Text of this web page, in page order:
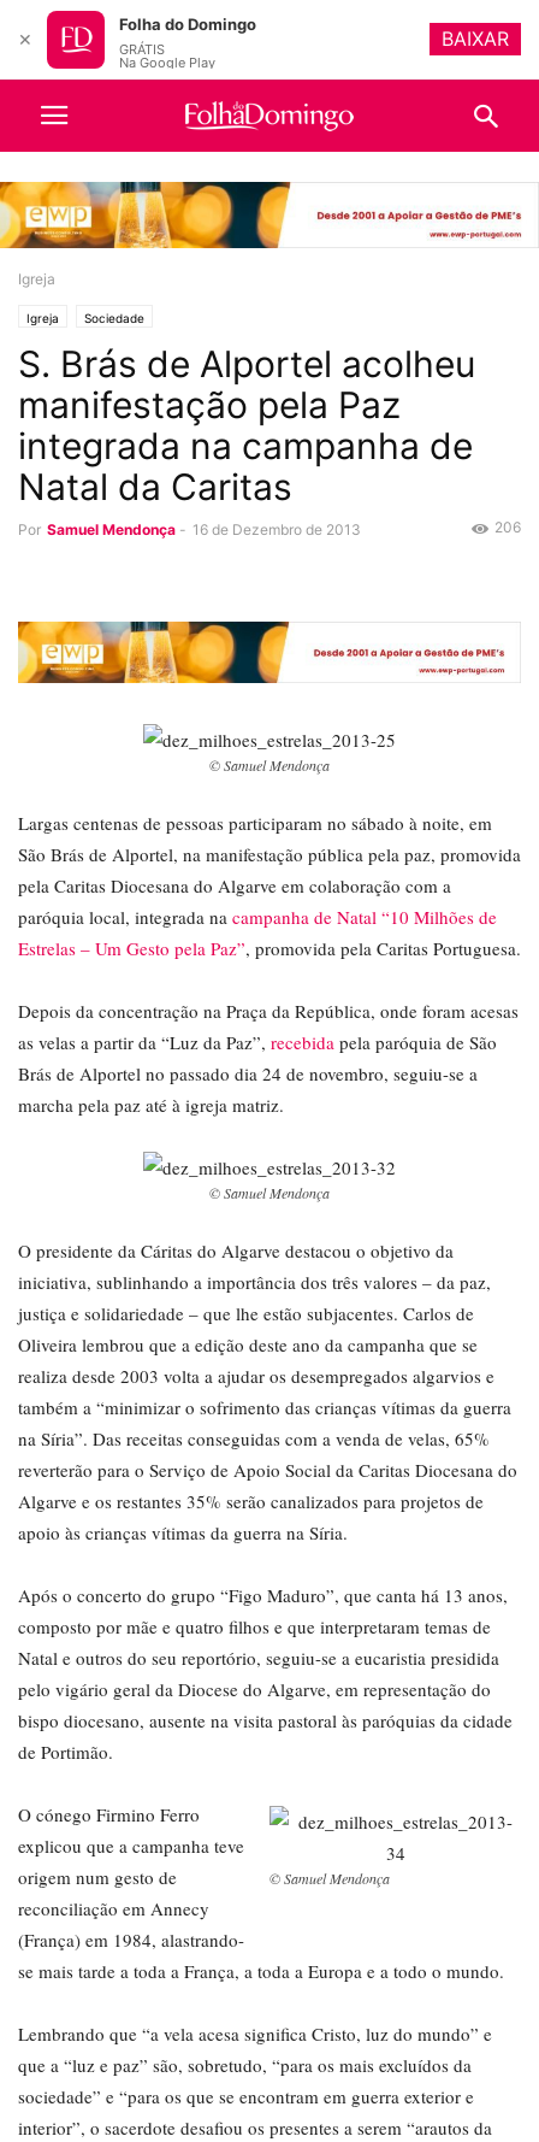
Igreja
Igreja Sociedade
S. Brás de Alportel acolheu
manifestação pela Paz
integrada na campanha de
Natal da Caritas
Por Samuel Mendonça - 16 de Dezembro de 2013 206
© Samuel Mendonça
Largas centenas de pessoas participaram no sábado à noite, em
São Brás de Alportel, na manifestação pública pela paz, promovida
pela Caritas Diocesana do Algarve em colaboração com a
paróquia local, integrada na campanha de Natal “10 Milhões de
Estrelas – Um Gesto pela Paz”, promovida pela Caritas Portuguesa.
Depois da concentração na Praça da República, onde foram acesas
as velas a partir da “Luz da Paz”, recebida pela paróquia de São
Brás de Alportel no passado dia 24 de novembro, seguiu-se a
marcha pela paz até à igreja matriz.
© Samuel Mendonça
O presidente da Cáritas do Algarve destacou o objetivo da
iniciativa, sublinhando a importância dos três valores – da paz,
justiça e solidariedade – que lhe estão subjacentes. Carlos de
Oliveira lembrou que a edição deste ano da campanha que se
realiza desde 2003 volta a ajudar os desempregados algarvios e
também a “minimizar o sofrimento das crianças vítimas da guerra
na Síria”. Das receitas conseguidas com a venda de velas, 65%
reverterão para o Serviço de Apoio Social da Caritas Diocesana do
Algarve e os restantes 35% serão canalizados para projetos de
apoio às crianças vítimas da guerra na Síria.
Após o concerto do grupo “Figo Maduro”, que canta há 13 anos,
composto por mãe e quatro filhos e que interpretaram temas de
Natal e outros do seu reportório, seguiu-se a eucaristia presidida
pelo vigário geral da Diocese do Algarve, em representação do
bispo diocesano, ausente na visita pastoral às paróquias da cidade
de Portimão.
© Samuel Mendonça
O cónego Firmino Ferro
explicou que a campanha teve
origem num gesto de
reconciliação em Annecy
(França) em 1984, alastrando-
se mais tarde a toda a França, a toda a Europa e a todo o mundo.
Lembrando que “a vela acesa significa Cristo, luz do mundo” e
que a “luz e paz” são, sobretudo, “para os mais excluídos da
sociedade” e “para os que se encontram em guerra exterior e
interior”, o sacerdote desafiou os presentes a serem “arautos da
✕
Folha do Domingo
GRÁTIS
Na Google Play
BAIXAR